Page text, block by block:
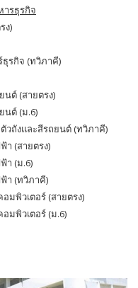
รธุรกิจ
ง)
ธุรกิจ (ทวิภาคี)
ต์ (สายตรง)
นต์ (ม.6)
วถังและสีรถยนต์ (ทวิภาคี)
า (สายตรง)
า (ม.6)
า (ทวิภาคี)
มพิวเตอร์ (สายตรง)
มพิวเตอร์ (ม.6)